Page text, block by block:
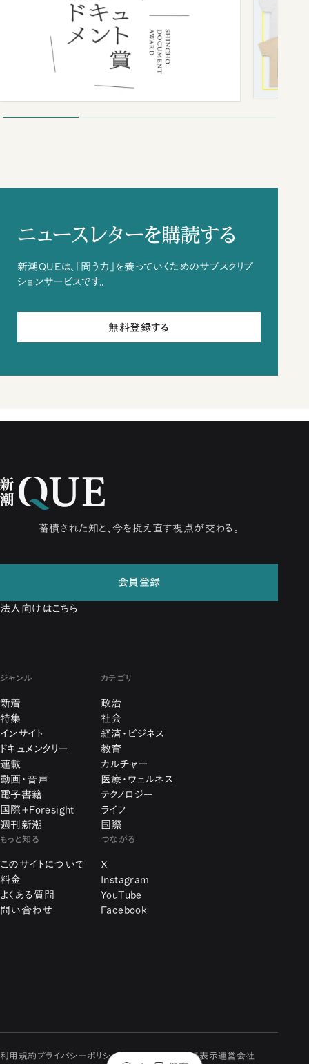
ニュースレターを購読する
新潮QUEは、「問う力」を養っていくためのサブスクリプ
ションサービスです。
無料登録する
蓄積された知と、今を捉え直す視点が交わる。
会員登録
法人向けはこちら
ジャンル
新着
特集
インサイト
ドキュメンタリー
連載
動画・音声
電子書籍
国際+Foresight
週刊新潮
カテゴリ
政治
社会
経済・ビジネス
教育
カルチャー
医療・ウェルネス
テクノロジー
ライフ
国際
もっと知る
このサイトについて
料金
よくある質問
問い合わせ
つながる
X
Instagram
YouTube
Facebook
利用規約 プライバシーポリシー 特定商取引に関する表示運営会社